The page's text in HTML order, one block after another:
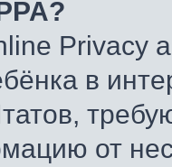
Privacy
в
от